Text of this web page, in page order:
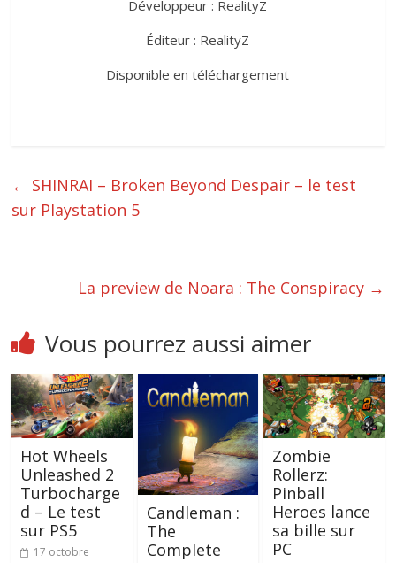
Développeur : RealityZ
Éditeur : RealityZ
Disponible en téléchargement
← SHINRAI – Broken Beyond Despair – le test
sur Playstation 5
La preview de Noara : The Conspiracy →
Vous pourrez aussi aimer
Hot Wheels
Unleashed 2
Turbocharge
d – Le test
sur PS5
17 octobre
Candleman :
The
Complete
Zombie
Rollerz:
Pinball
Heroes lance
sa bille sur
PC